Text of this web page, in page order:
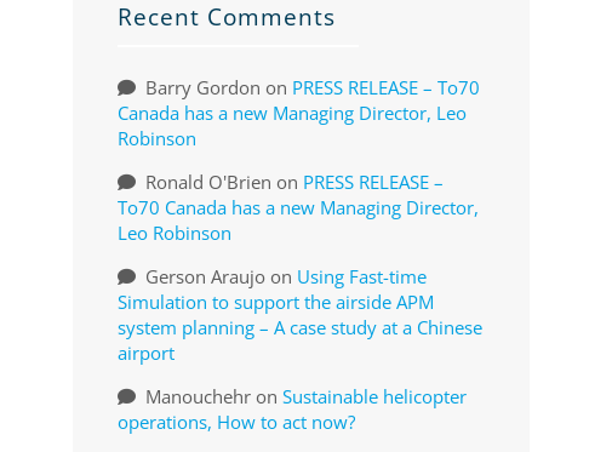
Recent Comments
Barry Gordon on PRESS RELEASE – To70
Canada has a new Managing Director, Leo
Robinson
Ronald O'Brien on PRESS RELEASE –
To70 Canada has a new Managing Director,
Leo Robinson
Gerson Araujoon Using Fast-time
Simulation to support the airside APM
system planning – A case study at a Chinese
airport
Manouchehron Sustainable helicopter
operations, How to act now?